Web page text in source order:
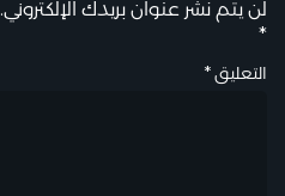
لن يتم نشر عنوان بريدك الإلكتروني.
*
التعليق*